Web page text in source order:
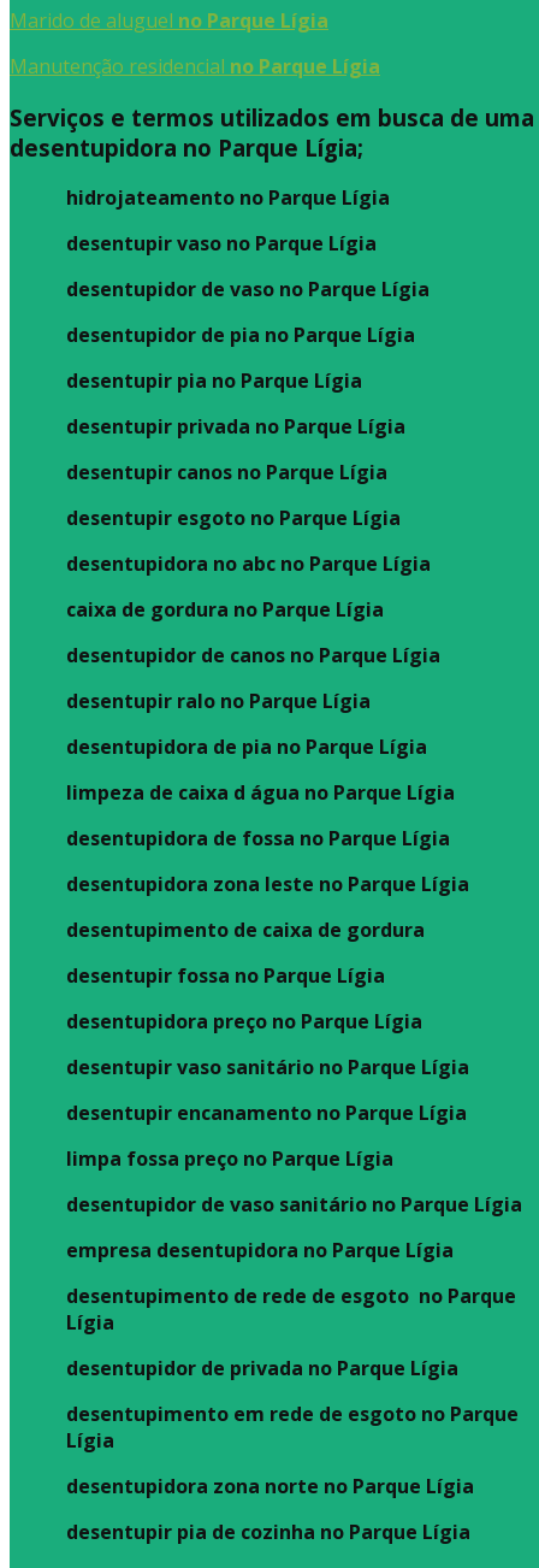
Marido de aluguel no Parque Lígia
Manutenção residencial no Parque Lígia
Serviços e termos utilizados em busca de uma
desentupidora no Parque Lígia;
hidrojateamento no Parque Lígia
desentupir vaso no Parque Lígia
desentupidor de vaso no Parque Lígia
desentupidor de pia no Parque Lígia
desentupir pia no Parque Lígia
desentupir privada no Parque Lígia
desentupir canos no Parque Lígia
desentupir esgoto no Parque Lígia
desentupidora no abc no Parque Lígia
caixa de gordura no Parque Lígia
desentupidor de canos no Parque Lígia
desentupir ralo no Parque Lígia
desentupidora de pia no Parque Lígia
limpeza de caixa d água no Parque Lígia
desentupidora de fossa no Parque Lígia
desentupidora zona leste no Parque Lígia
desentupimento de caixa de gordura
desentupir fossa no Parque Lígia
desentupidora preço no Parque Lígia
desentupir vaso sanitário no Parque Lígia
desentupir encanamento no Parque Lígia
limpa fossa preço no Parque Lígia
desentupidor de vaso sanitário no Parque Lígia
empresa desentupidora no Parque Lígia
desentupimento de rede de esgoto no Parque
Lígia
desentupidor de privada no Parque Lígia
desentupimento em rede de esgoto no Parque
Lígia
desentupidora zona norte no Parque Lígia
desentupir pia de cozinha no Parque Lígia